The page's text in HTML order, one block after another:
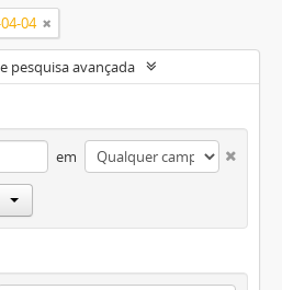
04
pesquisa avançada
em